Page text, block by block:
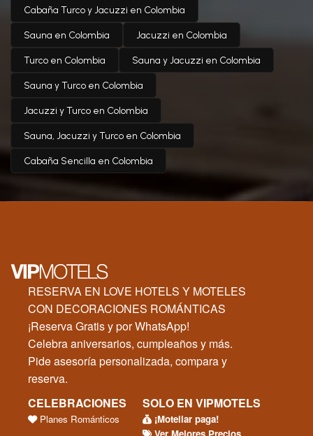
Cabaña Turco y Jacuzzi en Colombia
Sauna en Colombia Jacuzzi en Colombia
Turco en Colombia Sauna y Jacuzzi en Colombia
Sauna y Turco en Colombia
Jacuzzi y Turco en Colombia
Sauna, Jacuzzi y Turco en Colombia
Cabaña Sencilla en Colombia
RESERVA EN LOVE HOTELS Y MOTELES
CON DECORACIONES ROMÁNTICAS
¡Reserva Gratis y por WhatsApp!
Celebra aniversarios, cumpleaños y más.
Pide asesoría personalizada, compara y
reserva.
CELEBRACIONES
Planes Románticos
SOLO EN VIPMOTELS
¡Moteliar paga!